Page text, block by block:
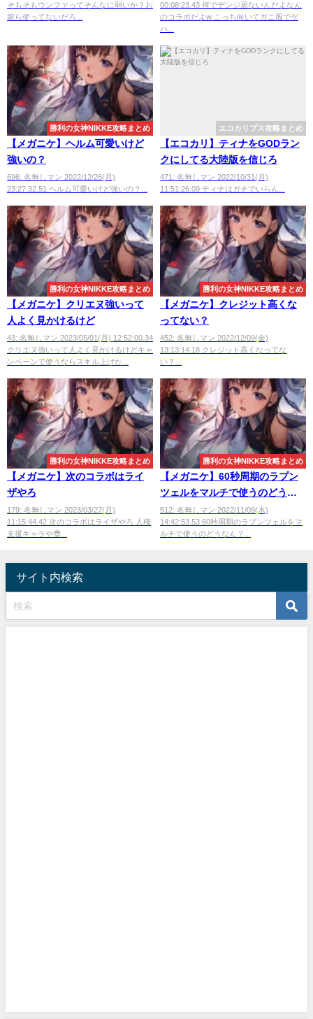
そもそもウンファってそんなに弱いか？お
前ら使ってないだろ...
00:08:23.43 何でデンジ居ないんだよなん
のコラボだよw こっち向いてガニ股でゲ
ハ...
勝利の女神NIKKE攻略まとめ
【メガニケ】ヘルム可愛いけど
強いの？
696: 名無しマン 2022/12/26(月)
23:27:32.51 ヘルム可愛いけど強いの？...
エコカリプス攻略まとめ
【エコカリ】ティナをGODラン
クにしてる大陸版を信じろ
471: 名無しマン 2022/10/31(月)
11:51:26.09 ティナはガチでいらん...
勝利の女神NIKKE攻略まとめ
【メガニケ】クリエヌ強いって
人よく見かけるけど
43: 名無しマン 2023/05/01(月) 12:52:00.34
クリエヌ強いって人よく見かけるけどキャ
ンペーンで使うならスキル上げた...
勝利の女神NIKKE攻略まとめ
【メガニケ】クレジット高くな
ってない？
452: 名無しマン 2022/12/09(金)
13:13:14.18 クレジット高くなってな
い？...
勝利の女神NIKKE攻略まとめ
【メガニケ】次のコラボはライ
ザやろ
179: 名無しマン 2023/03/27(月)
11:15:44.42 次のコラボはライザやろ 人権
支援キャラや😎...
勝利の女神NIKKE攻略まとめ
【メガニケ】60秒周期のラプン
ツェルをマルチで使うのどうな
ん？
512: 名無しマン 2022/11/09(水)
14:42:53.53 60秒周期のラプンツェルをマ
ルチで使うのどうなん？...
サイト内検索